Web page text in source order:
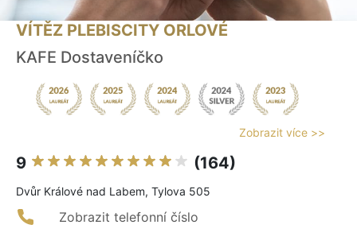
VÍTĚZ PLEBISCITY ORLOVÉ
KAFE Dostaveníčko
Zobrazit více >>
9 (164)
Dvůr Králové nad Labem, Tylova 505
Zobrazit telefonní číslo